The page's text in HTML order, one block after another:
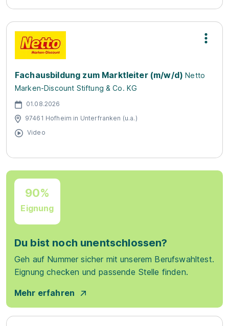
Fachausbildung zum Marktleiter (m/w/d) Netto
Marken-Discount Stiftung & Co. KG
01.08.2026
97461 Hofheim in Unterfranken (u.a.)
Video
90%
Eignung
Du bist noch unentschlossen?
Geh auf Nummer sicher mit unserem Berufswahltest.
Eignung checken und passende Stelle finden.
Mehr erfahren